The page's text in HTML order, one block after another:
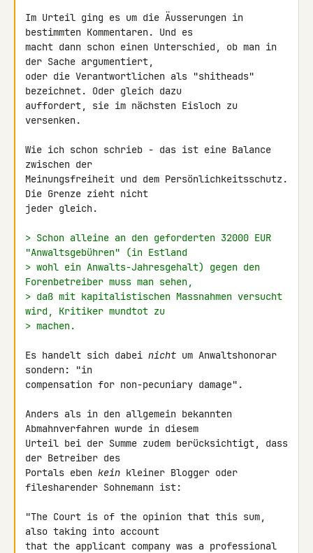
Im Urteil ging es um die Äusserungen in
bestimmten Kommentaren. Und es
macht dann schon einen Unterschied, ob man in
der Sache argumentiert,
oder die Verantwortlichen als "shitheads"
bezeichnet. Oder gleich dazu
auffordert, sie im nächsten Eisloch zu
versenken.
Wie ich schon schrieb - das ist eine Balance
zwischen der
Meinungsfreiheit und dem Persönlichkeitsschutz.
Die Grenze zieht nicht
jeder gleich.
> Schon alleine an den geforderten 32000 EUR
"Anwaltsgebühren" (in Estland
> wohl ein Anwalts-Jahresgehalt) gegen den
Forenbetreiber muss man sehen,
> daß mit kapitalistischen Massnahmen versucht
wird, Kritiker mundtot zu
> machen.
Es handelt sich dabei nicht um Anwaltshonorar
sondern: "in
compensation for non-pecuniary damage".
Anders als in den allgemein bekannten
Abmahnverfahren wurde in diesem
Urteil bei der Summe zudem berücksichtigt, dass
der Betreiber des
Portals eben kein kleiner Blogger oder
filesharender Sohnemann ist:
"The Court is of the opinion that this sum,
also taking into account
that the applicant company was a professional